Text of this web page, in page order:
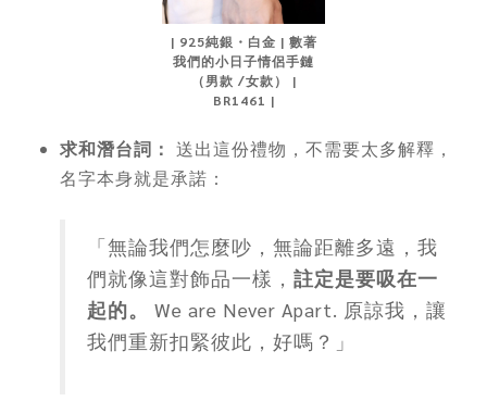
| 925純銀・白金 | 數著
我們的小日子情侶手鏈
（男款 /女款） |
BR1461 |
求和潛台詞： 送出這份禮物，不需要太多解釋，
名字本身就是承諾：
「無論我們怎麼吵，無論距離多遠，我
們就像這對飾品一樣， 註定是要吸在一
起的。
We are Never Apart. 原諒我，讓
我們重新扣緊彼此，好嗎？」